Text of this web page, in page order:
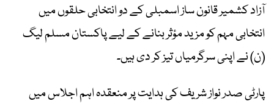
آزاد کشمیر قانون ساز اسمبلی کے دو انتخابی حلقوں میں
انتخابی مہم کو مزید مؤثر بنانے کے لیے پاکستان مسلم لیگ
(ن) نے اپنی سرگرمیاں تیز کر دی ہیں۔
پارٹی صدر نواز شریف کی ہدایت پر منعقدہ اہم اجلاس میں